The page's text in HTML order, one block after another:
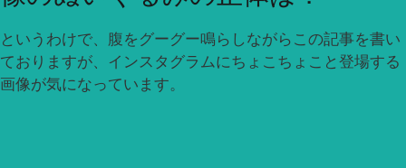
というわけで、腹をグーグー鳴らしながらこの記事を書い
ておりますが、インスタグラムにちょこちょこと登場する
画像が気になっています。